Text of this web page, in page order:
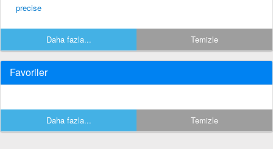
precise
Daha fazla... Temizle
Favoriler
Daha fazla... Temizle